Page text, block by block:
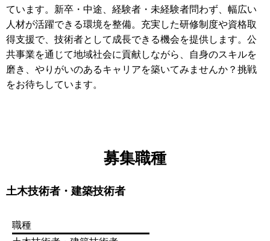
ています。新卒・中途、経験者・未経験者問わず、幅広い
人材が活躍できる環境を整備。充実した研修制度や資格取
得支援で、技術者として成長できる機会を提供します。公
共事業を通じて地域社会に貢献しながら、自身のスキルを
磨き、やりがいのあるキャリアを築いてみませんか？挑戦
をお待ちしています。
募集職種
土木技術者・建築技術者
職種